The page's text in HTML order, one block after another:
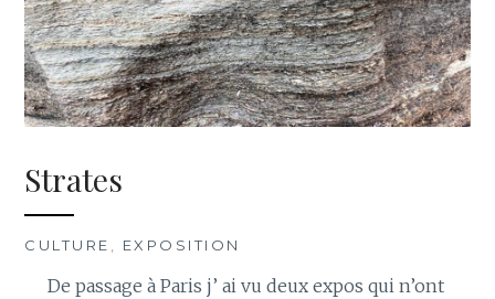
Strates
CULTURE EXPOSITION
De passage à Paris j’ ai vu deux expos qui n’ont